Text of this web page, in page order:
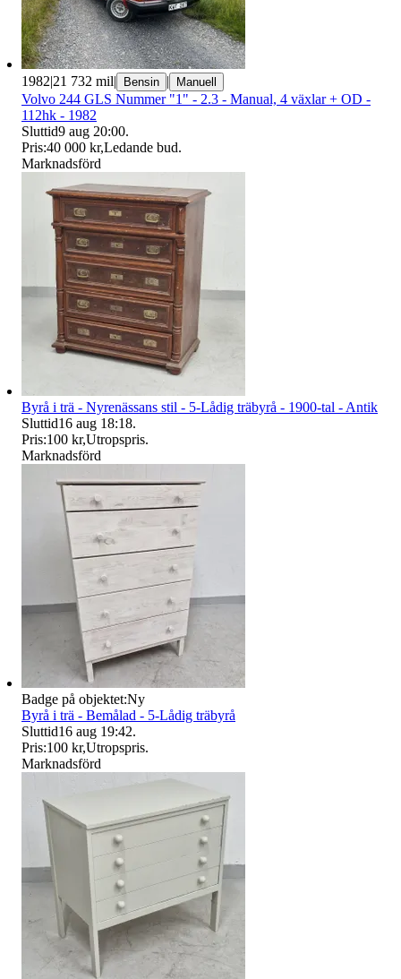
1982|21 732 mil| Bensin | Manuell
Volvo 244 GLS Nummer "1" - 2.3 - Manual, 4 växlar + OD -
112hk - 1982
Sluttid9 aug 20:00.
Pris:40 000 kr,Ledande bud.
Marknadsförd
Byrå i trä - Nyrenässans stil - 5-Lådig träbyrå - 1900-tal - Antik
Sluttid16 aug 18:18.
Pris:100 kr,Utropspris.
Marknadsförd
Badge på objektet:Ny
Byrå i trä - Bemålad - 5-Lådig träbyrå
Sluttid16 aug 19:42.
Pris:100 kr,Utropspris.
Marknadsförd